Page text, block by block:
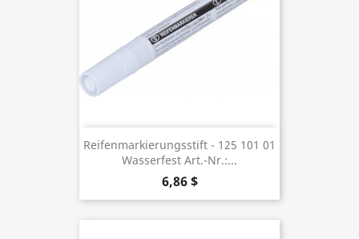
Reifenmarkierungsstift - 125 101 01
Wasserfest Art.-Nr.:...
6,86 $